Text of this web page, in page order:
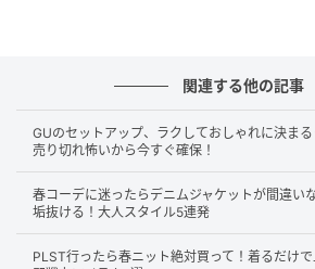
関連する他の記事
GUのセットアップ、ラクしておしゃれに決まる
売り切れ怖いから今すぐ確保！
春コーデに迷ったらデニムジャケットが間違い
垢抜ける！大人スタイル5連発
PLST行ったら春ニット絶対買って！着るだけ